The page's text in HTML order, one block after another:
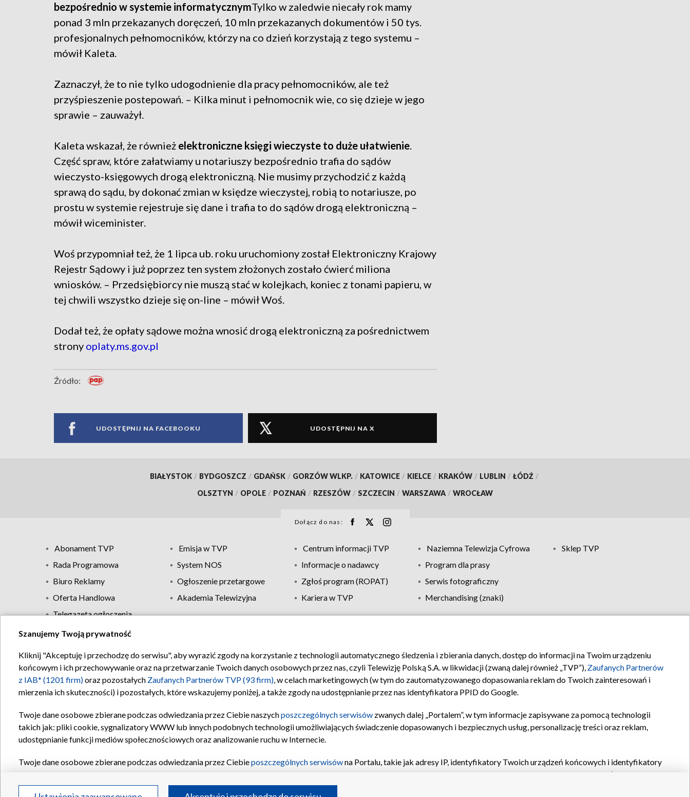
bezpośrednio w systemie informatycznymTylko w zaledwie niecały rok mamy
ponad 3 mln przekazanych doręczeń, 10 mln przekazanych dokumentów i 50 tys.
profesjonalnych pełnomocników, którzy na co dzień korzystają z tego systemu –
mówił Kaleta.
Zaznaczył, że to nie tylko udogodnienie dla pracy pełnomocników, ale też
przyśpieszenie postepowań. – Kilka minut i pełnomocnik wie, co się dzieje w jego
sprawie – zauważył.
Kaleta wskazał, że również elektroniczne księgi wieczyste to duże ułatwienie.
Część spraw, które załatwiamy u notariuszy bezpośrednio trafia do sądów
wieczysto-księgowych drogą elektroniczną. Nie musimy przychodzić z każdą
sprawą do sądu, by dokonać zmian w księdze wieczystej, robią to notariusze, po
prostu w systemie rejestruje się dane i trafia to do sądów drogą elektroniczną –
mówił wiceminister.
Woś przypomniał też, że 1 lipca ub. roku uruchomiony został Elektroniczny Krajowy
Rejestr Sądowy i już poprzez ten system złożonych zostało ćwierć miliona
wniosków. – Przedsiębiorcy nie muszą stać w kolejkach, koniec z tonami papieru, w
tej chwili wszystko dzieje się on-line – mówił Woś.
Dodał też, że opłaty sądowe można wnosić drogą elektroniczną za pośrednictwem
strony oplaty.ms.gov.pl
Źródło:
UDOSTĘPNIJ NA FACEBOOKU UDOSTĘPNIJ NA X
BIAŁYSTOK / BYDGOSZCZ / GDAŃSK / GORZÓW WLKP. / KATOWICE / KIELCE / KRAKÓW / LUBLIN / ŁÓDŹ /
OLSZTYN / OPOLE / POZNAŃ / RZESZÓW / SZCZECIN / WARSZAWA / WROCŁAW
Dołącz do nas:
Abonament TVP Emisja w TVP Centrum informacji TVP Naziemna Telewizja Cyfrowa
Sklep TVP
Rada Programowa
System NOS Informacje o nadawcy
Program dla prasy
Biuro Reklamy
Ogłoszenie przetargowe Zgłoś program (ROPAT)
Serwis fotograficzny
Oferta Handlowa
Akademia Telewizyjna Kariera w TVP
Merchandising (znaki)
Telegazeta ogłoszenia
Regulamin TVP Polityka prywatności Moje zgody Pomoc Biuro reklamy Kontakt
Szanujemy Twoją prywatność
Kliknij "Akceptuję i przechodzę do serwisu", aby wyrazić zgody na korzystanie z technologii automatycznego śledzenia i zbierania danych, dostęp do informacji na Twoim urządzeniu
końcowym i ich przechowywanie oraz na przetwarzanie Twoich danych osobowych przez nas, czyli Telewizję Polską S.A. w likwidacji (zwaną dalej również „TVP”), Zaufanych Partnerów
z IAB* (1201 firm)oraz pozostałych Zaufanych Partnerów TVP (93 firm), w celach marketingowych (w tym do zautomatyzowanego dopasowania reklam do Twoich zainteresowań i
mierzenia ich skuteczności) i pozostałych, które wskazujemy poniżej, a także zgody na udostępnianie przez nas identyfikatora PPID do Google.
Twoje dane osobowe zbierane podczas odwiedzania przez Ciebie naszychposzczególnych serwisów zwanych dalej „Portalem”, w tym informacje zapisywane za pomocą technologii
takich jak: pliki cookie, sygnalizatory WWW lub innych podobnych technologii umożliwiających świadczenie dopasowanych i bezpiecznych usług, personalizację treści oraz reklam,
udostępnianie funkcji mediów społecznościowych oraz analizowanie ruchu w Internecie.
Twoje dane osobowe zbierane podczas odwiedzania przez Ciebieposzczególnych serwisówna Portalu, takie jak adresy IP, identyfikatory Twoich urządzeń końcowych i identyfikatory
oraz pozostałych
Partnerów TVPdla realizacji następujących celów i funkcji: przechowywania informacji na urządzeniu lub dostęp do nich, wyboru podstawowych reklam, wyboru spersonalizowanych